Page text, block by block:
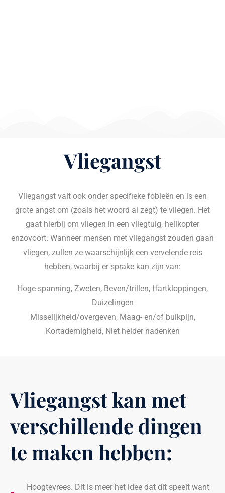
Vliegangst
Vliegangst valt ook onder specifieke fobieën en is een
grote angst om (zoals het woord al zegt) te vliegen. Het
gaat hierbij om vliegen in een vliegtuig, helikopter
enzovoort. Wanneer mensen met vliegangst zouden gaan
vliegen, zullen ze waarschijnlijk een vervelende reis
hebben, waarbij er sprake kan zijn van:
Hoge spanning, Zweten, Beven/trillen, Hartkloppingen,
Duizelingen
Misselijkheid/overgeven, Maag- en/of buikpijn,
Kortademigheid, Niet helder nadenken
Vliegangst kan met
verschillende dingen
te maken hebben:
Hoogtevrees. Dit is meer het idee dat dit speelt want